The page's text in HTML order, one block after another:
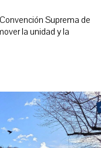
Suprema de
la unidad y la